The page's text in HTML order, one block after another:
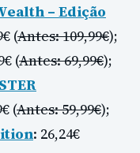
– Edição
(Antes: 109,99€);
(Antes: 69,99€);
(Antes: 59,99€);
: 26,24€